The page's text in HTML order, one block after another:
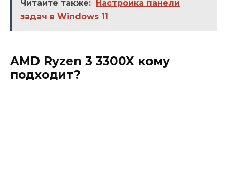
Читайте также:
Настройка панели
задач в Windows 11
AMD Ryzen 3 3300X кому
подходит?